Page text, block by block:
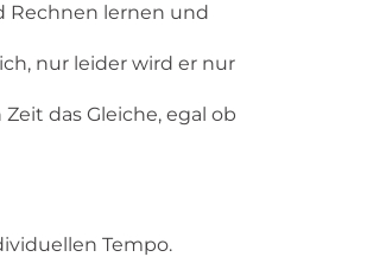
Rechnen lernen und
nur leider wird er nur
das Gleiche, egal ob
Tempo.